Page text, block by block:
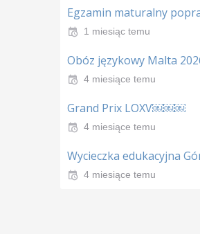
Egzamin maturalny
1 miesiąc temu
Obóz językowy Malta
4 miesiące temu
Grand Prix LOXV￼￼￼
4 miesiące temu
Wycieczka edukacyjna
4 miesiące temu